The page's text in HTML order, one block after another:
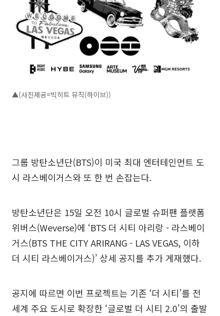
▲(사진제공=빅히트 뮤직(하이브))
그룹 방탄소년단(BTS)이 미국 최대 엔터테인먼트 도
시 라스베이거스와 또 한 번 손잡는다.
방탄소년단은 15일 오전 10시 글로벌 슈퍼팬 플랫폼
위버스(Weverse)에 ‘BTS 더 시티 아리랑 - 라스베이
거스(BTS THE CITY ARIRANG - LAS VEGAS, 이하
더 시티 라스베이거스)’ 상세 공지를 추가 게재했다.
공지에 따르면 이번 프로젝트는 기존 ‘더 시티’를 전
세계 주요 도시로 확장한 ‘글로벌 더 시티 2.0’의 출발